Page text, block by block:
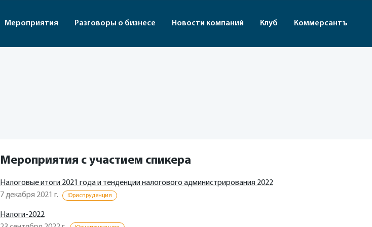
Мероприятия Разговоры о бизнесе Новости компаний Клуб Коммерсантъ
Мероприятия с участием спикера
Налоговые итоги 2021 года и тенденции налогового администрирования 2022
7 декабря 2021 г.
Юриспруденция
Налоги-2022